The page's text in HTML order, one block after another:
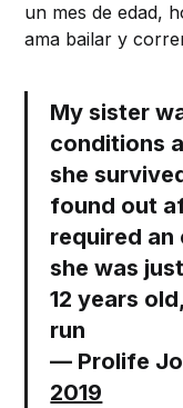
un mes de edad,
ama bailar y
My sister
conditions
she
found out
required an
she was
12 years
run
— Prolife
2019